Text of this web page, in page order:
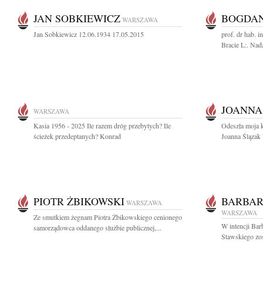
JAN SOBKIEWICZ WARSZAWA
Jan Sobkiewicz 12.06.1934 17.05.2015
prof. dr hab.
Bracie L:.
WARSZAWA
Kasia 1956 - 2025 Ile razem dróg przebytych? Ile
ścieżek przedeptanych? Konrad
Odeszła
Joanna
PIOTR ŻBIKOWSKI WARSZAWA
Ze smutkiem żegnam Piotra Żbikowskiego cenionego
samorządowca oddanego służbie publicznej,...
WARSZAWA
W intencji
Stawskiego